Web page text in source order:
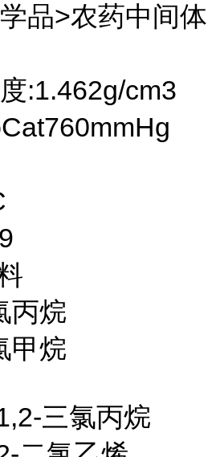
品>农药中间体
:1.462g/cm3
丙烷
甲烷
三氯丙烷